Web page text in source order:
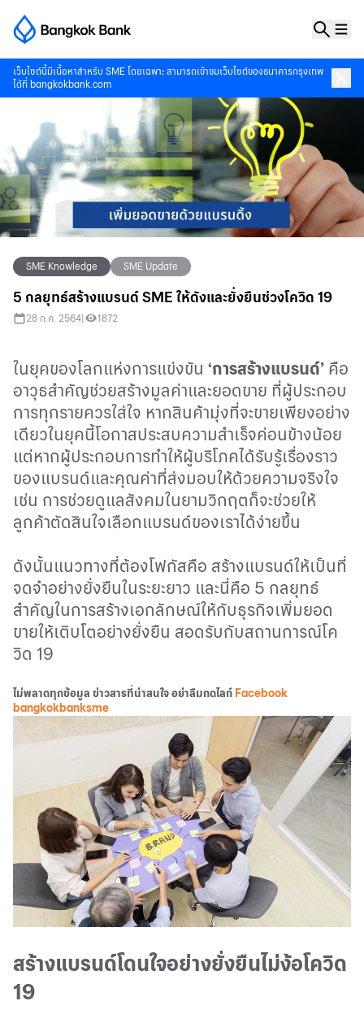
เว็บไซต์นี้มีเนื้อหาสำหรับ SME โดยเฉพาะ สามารถเข้าชมเว็บไซต์ของธนาคารกรุงเทพ
ได้ที่ bangkokbank.com
SME Knowledge SME Update
5 กลยุทธ์สร้างแบรนด์ SME ให้ดังและยั่งยืนช่วงโควิด 19
28 ก.ค. 2564 1872
ในยุคของโลกแห่งการแข่งขัน ‘การสร้างแบรนด์’ คือ
อาวุธสำคัญช่วยสร้างมูลค่าและยอดขาย ที่ผู้ประกอบ
การทุกรายควรใส่ใจ หากสินค้ามุ่งที่จะขายเพียงอย่าง
เดียวในยุคนี้โอกาสประสบความสำเร็จค่อนข้างน้อย
แต่หากผู้ประกอบการทำให้ผู้บริโภคได้รับรู้เรื่องราว
ของแบรนด์และคุณค่าที่ส่งมอบให้ด้วยความจริงใจ
เช่น การช่วยดูแลสังคมในยามวิกฤตก็จะช่วยให้
ลูกค้าตัดสินใจเลือกแบรนด์ของเราได้ง่ายขึ้น
ดังนั้นแนวทางที่ต้องโฟกัสคือ สร้างแบรนด์ให้เป็นที่
จดจำอย่างยั่งยืนในระยะยาว และนี่คือ 5 กลยุทธ์
สำคัญในการสร้างเอกลักษณ์ให้กับธุรกิจเพิ่มยอด
ขายให้เติบโตอย่างยั่งยืน สอดรับกับสถานการณ์โค
วิด 19
ไม่พลาดทุกข้อมูล ข่าวสารที่น่าสนใจ อย่าลืมกดไลก์ Facebook
bangkokbanksme
สร้างแบรนด์โดนใจอย่างยั่งยืนไม่ง้อโควิด
19